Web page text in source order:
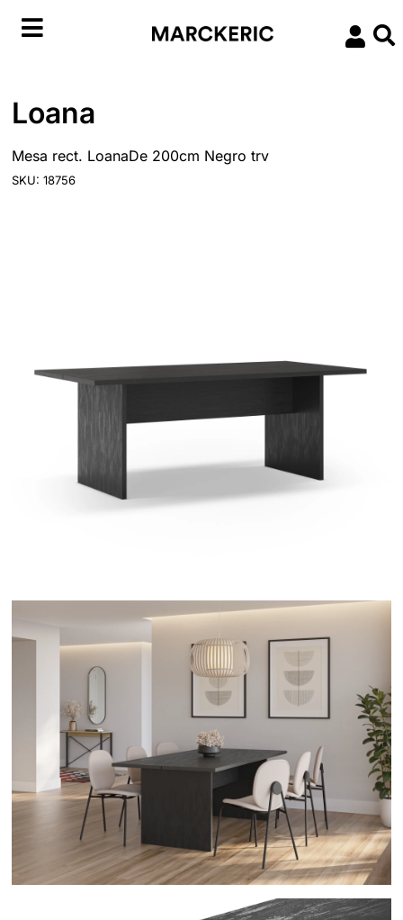
Loana
Mesa rect. LoanaDe 200cm Negro trv
SKU: 18756